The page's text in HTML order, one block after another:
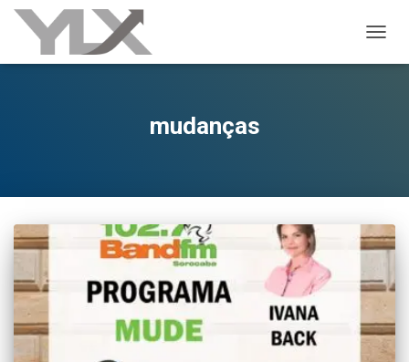
mudanças